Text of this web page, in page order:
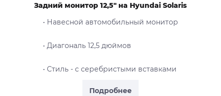
Подробнее
Задний монитор 12,5" на Hyundai Solaris
• Навесной автомобильный монитор
• Диагональ 12,5 дюймов
• Стиль - c серебристыми вставками